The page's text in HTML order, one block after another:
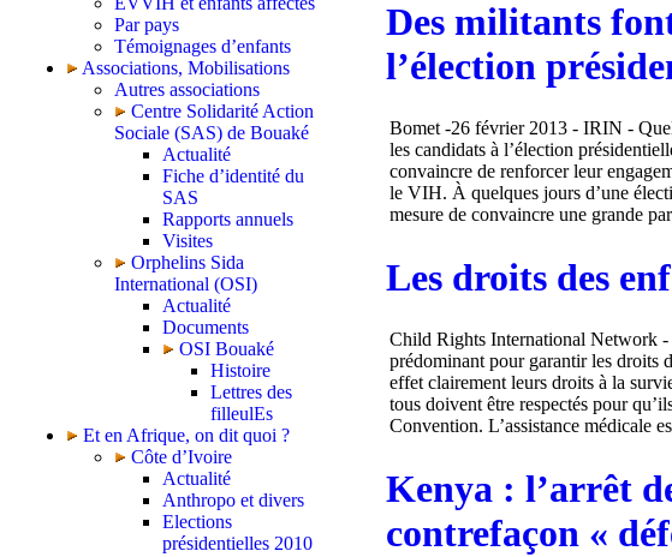
Par pays
Témoignages d’enfants
Associations, Mobilisations
Autres associations
Centre Solidarité Action
Sociale (SAS) de Bouaké
Actualité
Fiche d’identité du
SAS
Rapports annuels
Visites
Orphelins Sida
International (OSI)
Actualité
Documents
OSI Bouaké
Histoire
Lettres des
filleulEs
Et en Afrique, on dit quoi ?
Côte d’Ivoire
Actualité
Anthropo et divers
Elections
présidentielles 2010
Des militants
l’élection
Bomet -26 février 2013 - IRIN -
les candidats à l’élection
convaincre de renforcer leur
le VIH. À quelques jours d’une
mesure de convaincre une grande
Les droits des
Child Rights International Network -
prédominant pour garantir les droits
effet clairement leurs droits à la
tous doivent être respectés pour
Convention. L’assistance médicale
Kenya : l’arrêt
contrefaçon «